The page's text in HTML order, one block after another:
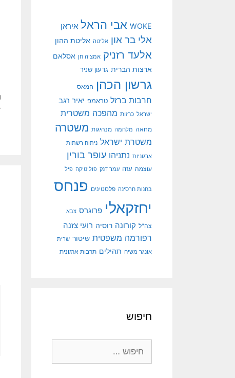
WOKE אבי הראל איראן
אלי בר און אליטה אליטת ההון
אלעד רזניק אמציה חן אסלאם
ארצות הברית גדעון שניר
גרשון הכהן חמאס
חרבות ברזל טראמפ יאיר רגב
ישראל כרזות מהפכה משטרית
מחאה מלחמה מנהיגות משטרה
משטרת ישראל ניתוח רשתות
ארגוניות נתניהו עופר בורין
עוצמה עזה עמר דנק פוליטיקה פיל
בחנות חרסינה פלסטינים פנחס
יחזקאלי פרוגרס צבא
צה"ל קורונה רוסיה רועי צזנה
רפורמה משפטית שיטור שרית
אונגר משיח תהילים תרבות ארגונית
חיפוש